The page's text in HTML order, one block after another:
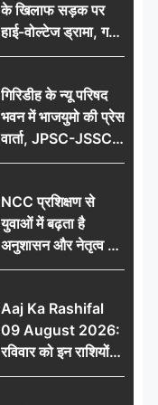
आभार
के खिलाफ सड़क पर
हाई-वोल्टेज ड्रामा, गर्दन
पर चाकू रख बोला- CM
वायरल
गिरिडीह के न्यू परिषद
भवन में भाजयुमो की प्रेस
वार्ता, JPSC-JSSC
पेपर लीक के विरोध में
विधानसभा घेराव का
ऐलान
NCC प्रशिक्षण से
युवाओं में बढ़ता है
अनुशासन और नेतृत्व का
गुण: डॉ. जी.एन. खान
Aaj Ka Rashifal
09 August 2026:
रविवार को इन राशियों
पर बरसेगी मां लक्ष्मी की